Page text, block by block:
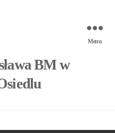
BM w
Menu